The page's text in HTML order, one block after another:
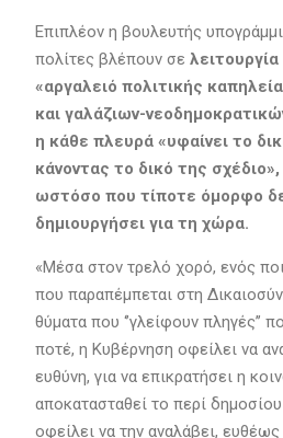
Επιπλέον η βουλευτής
πολίτες βλέπουν σε
«αργαλειό πολιτικής
και γαλάζιων-
η κάθε πλευρά «υφαίνει το
κάνοντας το δικό της
ωστόσο που τίποτε όμορφο
δημιουργήσει για τη χώρα.
«Μέσα στον τρελό χορό, ενός
που παραπέμπεται στη
θύματα που ‘’γλείφουν πληγές’’
ποτέ, η Κυβέρνηση οφείλει να
ευθύνη, για να επικρατήσει η
αποκατασταθεί το περί
οφείλει να την αναλάβει,